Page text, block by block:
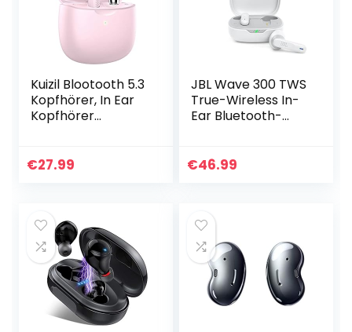
Kuizil Blootooth 5.3
Kopfhörer, In Ear
Kopfhörer
Ohrhörer mit HiFi
€27.99
JBL Wave 300 TWS
True-Wireless In-
Ear Bluetooth-
Ohrhörer mit
€46.99